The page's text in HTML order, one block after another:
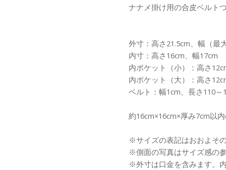
ナナメ掛け用の合皮ベルト
外寸：高さ21.5cm、幅（最
内寸：高さ16cm、幅17cm
内ポケット（小）：高さ
内ポケット（大）：高さ
ベルト：幅1cm、長さ110
約16cm×16cm×厚み7cm以
※サイズの表記はおおよそ
※側面の写真はサイズ感の
※外寸は口金を含みます。